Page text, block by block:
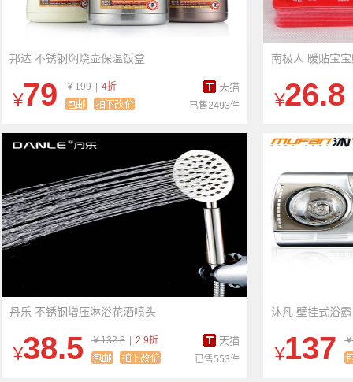
邦达 不锈钢焖烧壶保温饭盒
￥79 天猫
￥199
4折
已售2493件
南极人 暖贴宝
￥26.8
丹乐 不锈钢增压淋浴花洒喷头
￥38.5 天猫
￥132.8
2.9折
已售553件
沐凡 壁挂式浴霸
￥137